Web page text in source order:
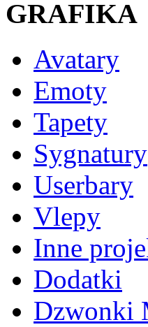
GRAFIKA
Avatary
Emoty
Tapety
Sygnatury
Userbary
Vlepy
Inne
Dodatki
Dzwonki